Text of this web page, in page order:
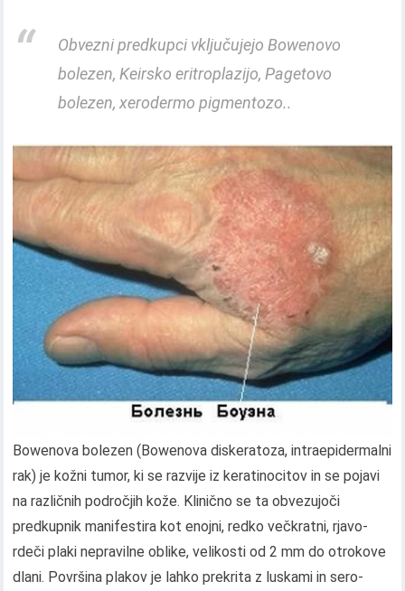
Obvezni predkupci vključujejo Bowenovo
bolezen, Keirsko eritroplazijo, Pagetovo
bolezen, xerodermo pigmentozo..
Bowenova bolezen (Bowenova diskeratoza, intraepidermalni
rak) je kožni tumor, ki se razvije iz keratinocitov in se pojavi
na različnih področjih kože. Klinično se ta obvezujoči
predkupnik manifestira kot enojni, redko večkratni, rjavo-
rdeči plaki nepravilne oblike, velikosti od 2 mm do otrokove
dlani. Površina plakov je lahko prekrita z luskami in sero-